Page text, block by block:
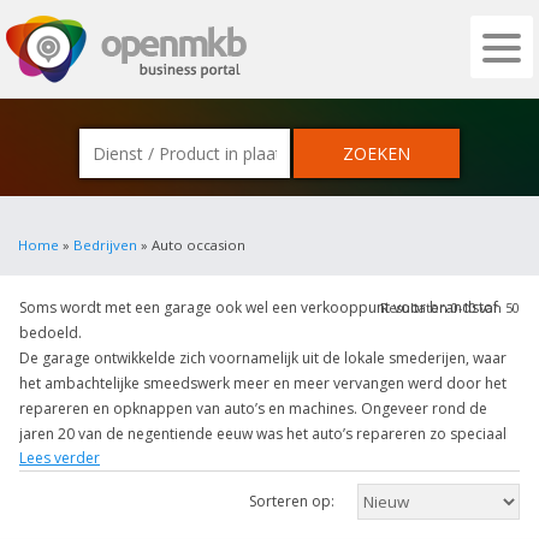
OPENMKB - DE ZAKELIJKE PORTAL
Home » Bedrijven » Auto occasion
Resultaten 0-10 van 50
Soms wordt met een garage ook wel een verkooppunt voor brandstof
bedoeld.
De garage ontwikkelde zich voornamelijk uit de lokale smederijen, waar
het ambachtelijke smeedswerk meer en meer vervangen werd door het
repareren en opknappen van auto’s en machines. Ongeveer rond de
jaren 20 van de negentiende eeuw was het auto’s repareren zo speciaal
dat men daarvoor een eigen werkplaats ging inrichten.
In een garage tref je vaak een brug aan daarop worden de auto’s meestal
Lees verder
Sorteren op: